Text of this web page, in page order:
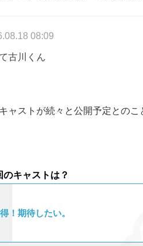
08:09
古川くん
ャストが続々と公開予定とのこ
のキャストは？
！期待したい。